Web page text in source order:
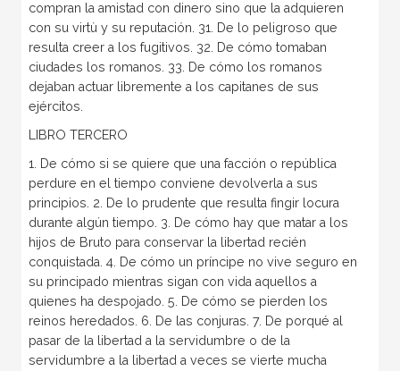
compran la amistad con dinero sino que la adquieren
con su virtù y su reputación. 31. De lo peligroso que
resulta creer a los fugitivos. 32. De cómo tomaban
ciudades los romanos. 33. De cómo los romanos
dejaban actuar libremente a los capitanes de sus
ejércitos.
LIBRO TERCERO
1. De cómo si se quiere que una facción o república
perdure en el tiempo conviene devolverla a sus
principios. 2. De lo prudente que resulta fingir locura
durante algún tiempo. 3. De cómo hay que matar a los
hijos de Bruto para conservar la libertad recién
conquistada. 4. De cómo un príncipe no vive seguro en
su principado mientras sigan con vida aquellos a
quienes ha despojado. 5. De cómo se pierden los
reinos heredados. 6. De las conjuras. 7. De porqué al
pasar de la libertad a la servidumbre o de la
servidumbre a la libertad a veces se vierte mucha